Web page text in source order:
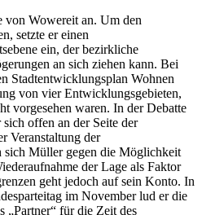
Wowereit an. Um den
setzte er einen
ein, der bezirkliche
an sich ziehen kann. Bei
Stadtentwicklungsplan Wohnen
von vier Entwicklungsgebieten,
vorgesehen waren. In der Debatte
offen an der Seite der
Veranstaltung der
Müller gegen die Möglichkeit
der Lage als Faktor
geht jedoch auf sein Konto. In
im November lud er die
„Partner“ für die Zeit des